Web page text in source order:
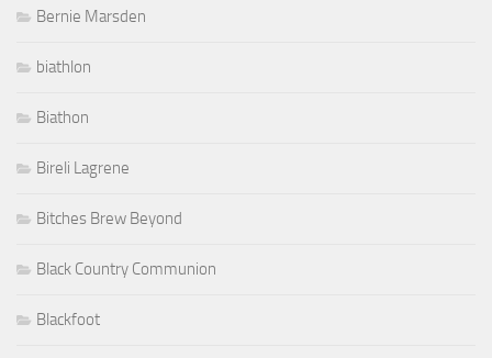
Bernie Marsden
biathlon
Biathon
Bireli Lagrene
Bitches Brew Beyond
Black Country Communion
Blackfoot